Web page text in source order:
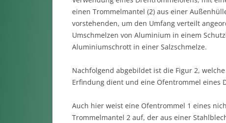
einen Trommelmantel (2) aus einer
vorstehenden, um den Umfang verteilt
Umschmelzen von Aluminium in einem
Aluminiumschrott in einer Salzschmelze.
Nachfolgend abgebildet ist die Figur 2,
Erfindung dient und eine Ofentrommel eines
Auch hier weist eine Ofentrommel 1 eines
Trommelmantel 2 auf, der aus einer